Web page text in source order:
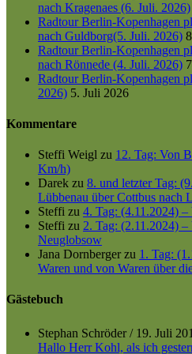
nach Kragenaes (6. Juli. 2026)
Radtour Berlin-Kopenhagen
nach Guldborg(5. Juli. 2026)
Radtour Berlin-Kopenhagen
nach Rönnede (4. Juli. 2026)
Radtour Berlin-Kopenhagen
2026) 5. Juli 2026
Kommentare
Steffi Weigl zu 12. Tag: Von
Km/h)
Darek zu 8. und letzter Tag:
Lübbenau über Cottbus nach
Steffi zu 4. Tag: (4.11.2024)
Steffi zu 2. Tag: (2.11.2024)
Neuglobsow
Jana Dornbergerzu 1. Tag:
Waren und von Waren über
Gästebuch
Stephan Schröder/ 19. Juli
Hallo Herr Kohl, als ich